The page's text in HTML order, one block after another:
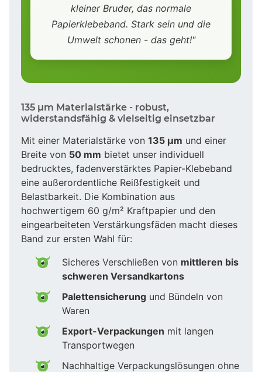
kleiner Bruder, das normale
Papierklebeband. Stark sein und die
Umwelt schonen - das geht!"
135 µm Materialstärke - robust,
widerstandsfähig & vielseitig einsetzbar
Mit einer Materialstärke von 135 µm und einer
Breite von 50 mm bietet unser individuell
bedrucktes, fadenverstärktes Papier-Klebeband
eine außerordentliche Reißfestigkeit und
Belastbarkeit. Die Kombination aus
hochwertigem 60 g/m² Kraftpapier und den
eingearbeiteten Verstärkungsfäden macht dieses
Band zur ersten Wahl für:
Sicheres Verschließen von mittleren bis
schweren Versandkartons
Palettensicherung und Bündeln von
Waren
Export-Verpackungen mit langen
Transportwegen
Nachhaltige Verpackungslösungen ohne